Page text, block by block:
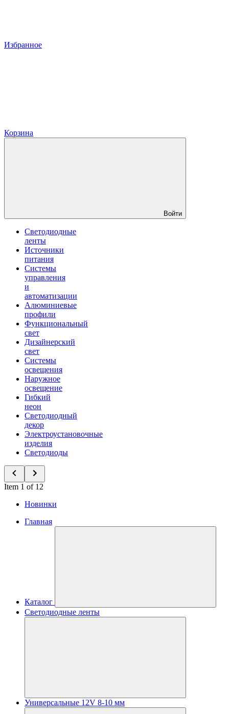
Избранное
Корзина
Войти
Светодиодные
ленты
Источники
питания
Системы
управления
и
автоматизации
Алюминиевые
профили
Функциональный
свет
Дизайнерский
свет
Системы
освещения
Наружное
освещение
Гибкий
неон
Светодиодный
декор
Электроустановочные
изделия
Светодиоды
Item 1 of 12
Новинки
Главная
Каталог
Светодиодные ленты
Универсальные 12V 8-10 мм